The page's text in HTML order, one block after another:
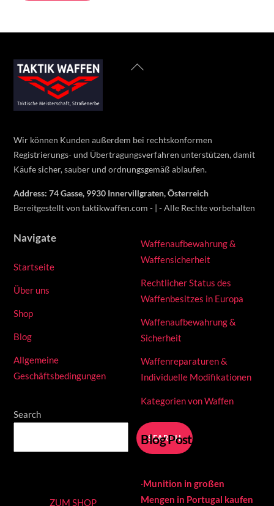
The
options
on
the
product
Back
Wir können Kunden außerdem bei rechtskonformen
Registrierungs- und Übertragungsverfahren unterstützen, damit
Käufe sicher, sauber und ordnungsgemäß ablaufen.
Address: 74 Gasse, 9930 Innervillgraten, Österreich
Bereitgestellt von taktikwaffen.com - | - Alle Rechte vorbehalten
Navigate
Startseite
Über uns
Shop
Blog
Allgemeine
Geschäftsbedingungen
Search
SEARCH
Waffenaufbewahrung &
Waffensicherheit
Rechtlicher Status des
Waffenbesitzes in Europa
Waffenaufbewahrung &
Sicherheit
Waffenreparaturen &
Individuelle Modifikationen
Kategorien von Waffen
Blog Posts
ZUM SHOP
·Munition in großen
Mengen in Portugal kaufen